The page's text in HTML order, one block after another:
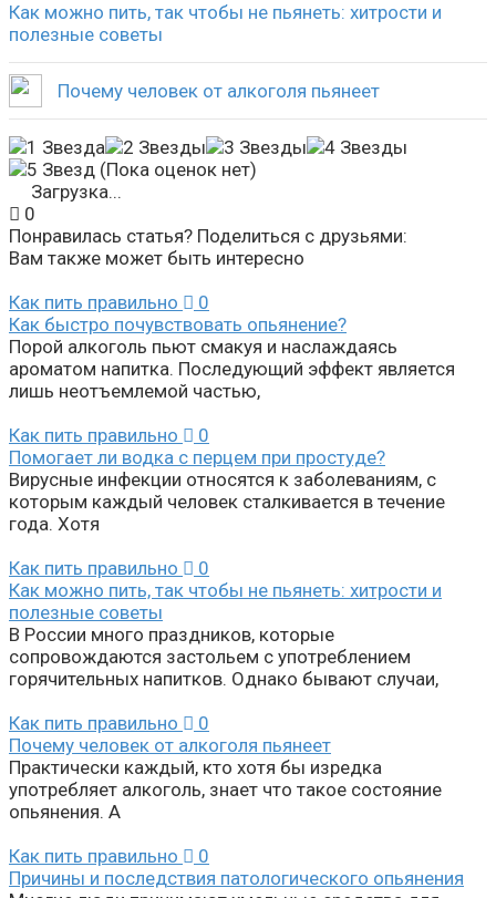
Как можно пить, так чтобы не пьянеть: хитрости и
полезные советы
Почему человек от алкоголя пьянеет
(Пока оценок нет)
Загрузка...
0
Понравилась статья? Поделиться с друзьями:
Вам также может быть интересно
Как пить правильно
0
Как быстро почувствовать опьянение?
Порой алкоголь пьют смакуя и наслаждаясь
ароматом напитка. Последующий эффект является
лишь неотъемлемой частью,
Как пить правильно
0
Помогает ли водка с перцем при простуде?
Вирусные инфекции относятся к заболеваниям, с
которым каждый человек сталкивается в течение
года. Хотя
Как пить правильно
0
Как можно пить, так чтобы не пьянеть: хитрости и
полезные советы
В России много праздников, которые
сопровождаются застольем с употреблением
горячительных напитков. Однако бывают случаи,
Как пить правильно
0
Почему человек от алкоголя пьянеет
Практически каждый, кто хотя бы изредка
употребляет алкоголь, знает что такое состояние
опьянения. А
Как пить правильно
0
Причины и последствия патологического опьянения